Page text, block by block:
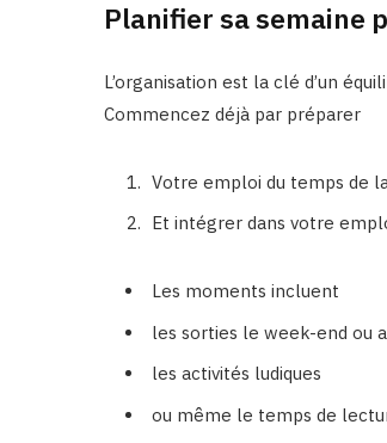
Planifier sa semaine
L’organisation est la clé d’un
Commencez déjà par préparer
Votre emploi du temps de
Et intégrer dans votre
Les moments incluent
les sorties le week-end ou
les activités ludiques
ou même le temps de